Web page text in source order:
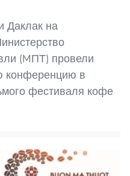
Даклак на
(MПТ) провели
конференцию в
фестиваля кофе